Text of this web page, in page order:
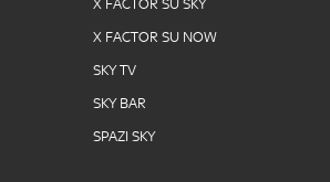
X FACTOR SU SKY
X FACTOR SU NOW
SKY TV
SKY BAR
SPAZI SKY